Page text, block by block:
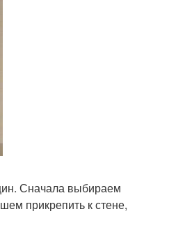
Сначала выбираем
прикрепить к стене,